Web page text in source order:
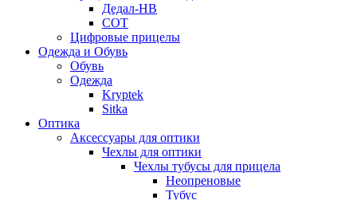
Дедал-НВ
СОТ
Цифровые прицелы
Одежда и Обувь
Обувь
Одежда
Kryptek
Sitka
Оптика
Аксессуары для оптики
Чехлы для оптики
Чехлы тубусы для прицела
Неопреновые
Тубус